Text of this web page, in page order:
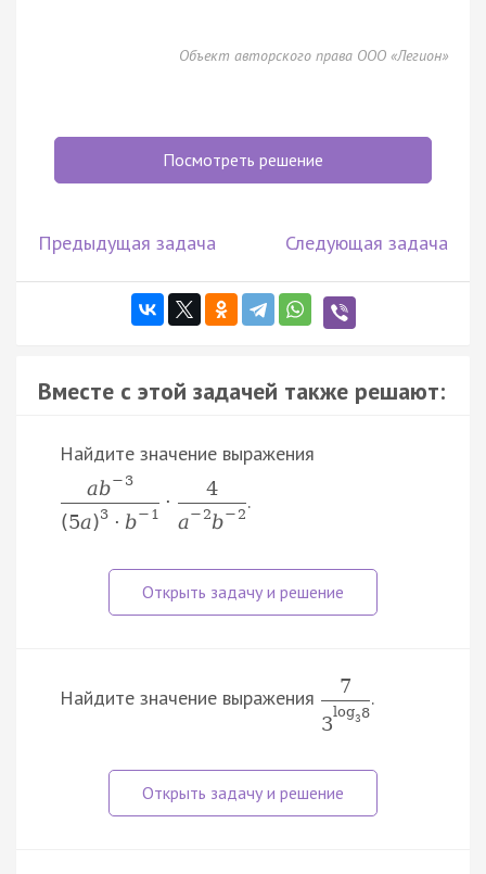
Объект авторского права ООО «Легион»
Посмотреть решение
Предыдущая задача Следующая задача
Вместе с этой задачей также решают:
Найдите значение выражения
ab− 3
(5a)3 · b− 1
·
4
a− 2b− 2
.
Найдите значение выражения
7
3log3 8
.